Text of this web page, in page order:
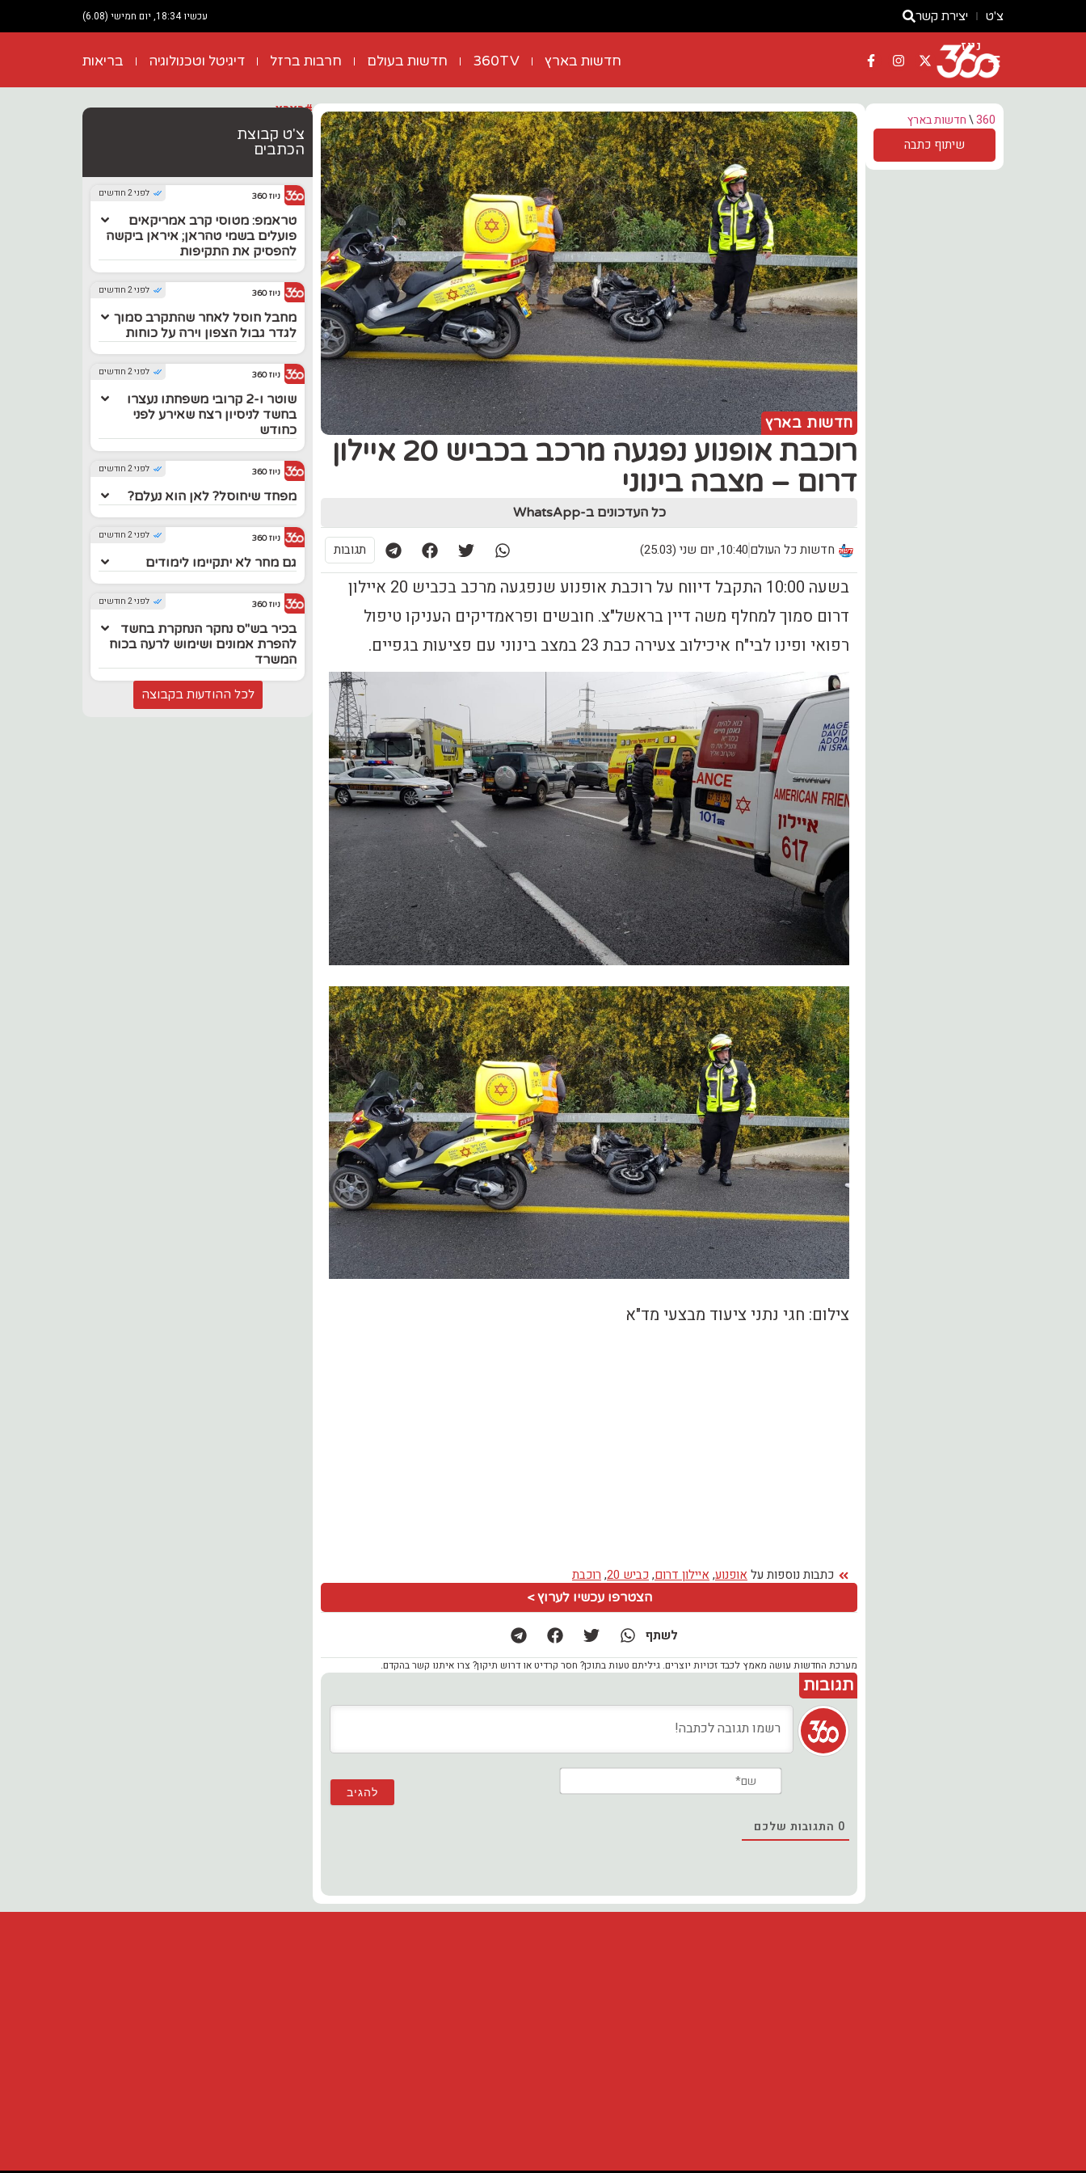
צ'ט יצירת קשר עכשיו 18:34, יום חמישי (6.08)
ניוז
חדשות בארץ 360TV חדשות בעולם חרבות ברזל דיגיטל וטכנולוגיה בריאות
360
\חדשות בארץ
שיתוף כתבה
חדשות בארץ
רוכבת אופנוע נפגעה מרכב בכביש 20 איילון
דרום – מצבה בינוני
כל העדכונים ב-WhatsApp
חדשות כל העולם10:40, יום שני (25.03) תגובות
בשעה 10:00 התקבל דיווח על רוכבת אופנוע שנפגעה מרכב בכביש 20 איילון
דרום סמוך למחלף משה דיין בראשל"צ. חובשים ופראמדיקים העניקו טיפול
רפואי ופינו לבי"ח איכילוב צעירה כבת 23 במצב בינוני עם פציעות בגפיים.
צילום: חגי נתני ציעוד מבצעי מד"א
כתבות נוספות על אופנוע, איילון דרום, כביש 20 , רוכבת
הצטרפו עכשיו לערוץ >
לשתף
מערכת החדשות עושה מאמץ לכבד זכויות יוצרים. גיליתם טעות בתוכן? חסר קרדיט או דרוש תיקון? צרו איתנו קשר בהקדם.
תגובות
0 התגובות שלכם
#בארץ
צ'ט קבוצת
הכתבים
לפני 2 חודשים ניוז 360
טראמפ: מטוסי קרב אמריקאים
פועלים בשמי טהראן; איראן ביקשה
להפסיק את התקיפות
לפני 2 חודשים ניוז 360
מחבל חוסל לאחר שהתקרב סמוך
לגדר גבול הצפון וירה על כוחות
לפני 2 חודשים ניוז 360
שוטר ו-2 קרובי משפחתו נעצרו
בחשד לניסיון רצח שאירע לפני
כחודש
לפני 2 חודשים ניוז 360
מפחד שיחוסל? לאן הוא נעלם?
לפני 2 חודשים ניוז 360
גם מחר לא יתקיימו לימודים
לפני 2 חודשים ניוז 360
בכיר בש"ס נחקר הנחקרת בחשד
להפרת אמונים ושימוש לרעה בכוח
המשרד
לכל ההודעות בקבוצה